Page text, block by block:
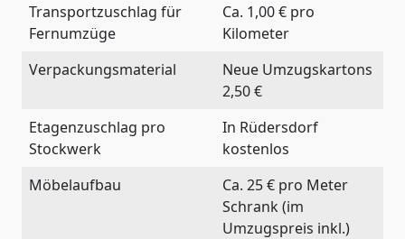
Transportzuschlag für
Fernumzüge
Ca. 1,00 € pro
Kilometer
Verpackungsmaterial
Neue Umzugskartons
2,50 €
Etagenzuschlag pro
Stockwerk
In Rüdersdorf
kostenlos
Möbelaufbau
Ca. 25 € pro Meter
Schrank (im
Umzugspreis inkl.)